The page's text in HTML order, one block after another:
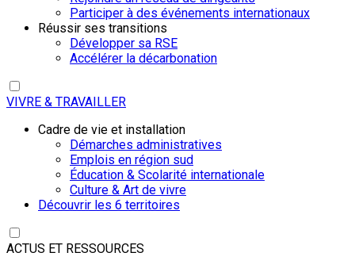
Participer à des événements internationaux
Réussir ses transitions
Développer sa RSE
Accélérer la décarbonation
VIVRE & TRAVAILLER
Cadre de vie et installation
Démarches administratives
Emplois en région sud
Éducation & Scolarité internationale
Culture & Art de vivre
Découvrir les 6 territoires
ACTUS ET RESSOURCES